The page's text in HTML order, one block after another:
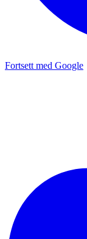
Fortsett med Google